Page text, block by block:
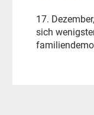
17.
sich